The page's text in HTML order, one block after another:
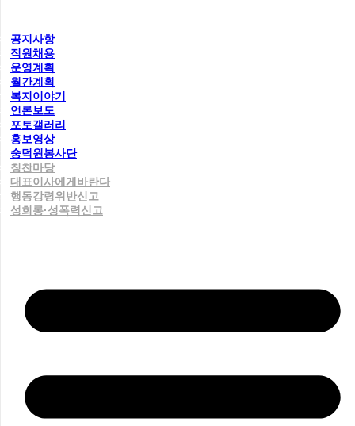
공지사항
직원채용
운영계획
월간계획
복지이야기
언론보도
포토갤러리
홍보영상
숭덕원봉사단
칭찬마당
대표이사에게바란다
행동강령위반신고
성희롱·성폭력신고